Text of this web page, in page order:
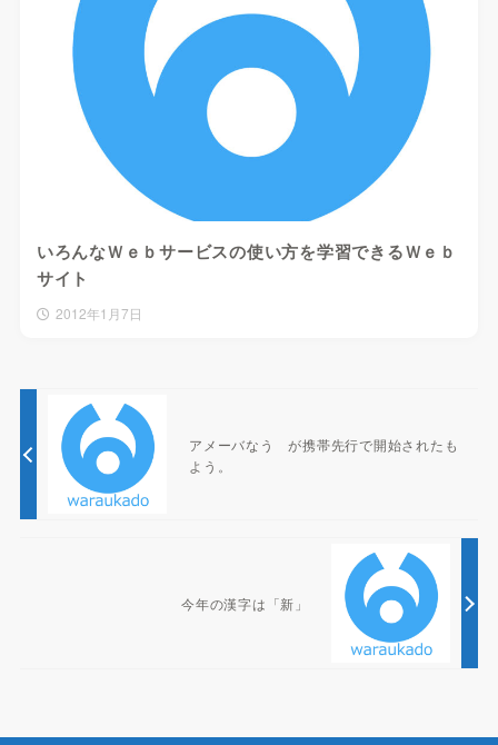
いろんなＷｅｂサービスの使い方を学習できるＷｅｂ
サイト
2012年1月7日
アメーバなう が携帯先行で開始されたも
よう。
今年の漢字は「新」